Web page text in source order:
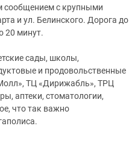
сообщением с крупными
и ул. Белинского. Дорога до
20 минут.
сады, школы,
и продовольственные
ТЦ «Дирижабль», ТРЦ
аптеки, стоматологии,
что так важно